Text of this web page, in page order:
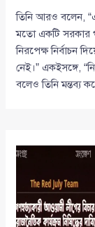
তিনি আরও বলেন,
মতো একটি সরকার
নিরপেক্ষ নির্বাচন
নেই।” একইসঙ্গে,
বলেও তিনি মন্তব্য